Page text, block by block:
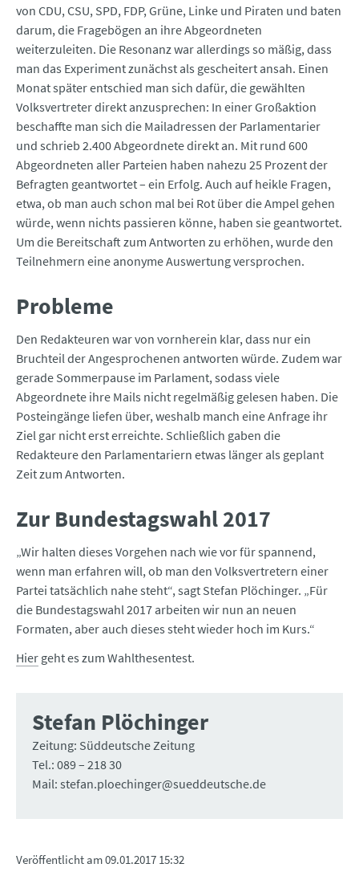
von CDU, CSU, SPD, FDP, Grüne, Linke und Piraten und baten
darum, die Fragebögen an ihre Abgeordneten
weiterzuleiten. Die Resonanz war allerdings so mäßig, dass
man das Experiment zunächst als gescheitert ansah. Einen
Monat später entschied man sich dafür, die gewählten
Volksvertreter direkt anzusprechen: In einer Großaktion
beschaffte man sich die Mailadressen der Parlamentarier
und schrieb 2.400 Abgeordnete direkt an. Mit rund 600
Abgeordneten aller Parteien haben nahezu 25 Prozent der
Befragten geantwortet – ein Erfolg. Auch auf heikle Fragen,
etwa, ob man auch schon mal bei Rot über die Ampel gehen
würde, wenn nichts passieren könne, haben sie geantwortet.
Um die Bereitschaft zum Antworten zu erhöhen, wurde den
Teilnehmern eine anonyme Auswertung versprochen.
Probleme
Den Redakteuren war von vornherein klar, dass nur ein
Bruchteil der Angesprochenen antworten würde. Zudem war
gerade Sommerpause im Parlament, sodass viele
Abgeordnete ihre Mails nicht regelmäßig gelesen haben. Die
Posteingänge liefen über, weshalb manch eine Anfrage ihr
Ziel gar nicht erst erreichte. Schließlich gaben die
Redakteure den Parlamentariern etwas länger als geplant
Zeit zum Antworten.
Zur Bundestagswahl 2017
„Wir halten dieses Vorgehen nach wie vor für spannend,
wenn man erfahren will, ob man den Volksvertretern einer
Partei tatsächlich nahe steht“, sagt Stefan Plöchinger. „Für
die Bundestagswahl 2017 arbeiten wir nun an neuen
Formaten, aber auch dieses steht wieder hoch im Kurs.“
Hier geht es zum Wahlthesentest.
Stefan Plöchinger
Zeitung: Süddeutsche Zeitung
Tel.: 089 – 218 30
Mail: stefan.ploechinger@sueddeutsche.de
Veröffentlicht am09.01.2017 15:32